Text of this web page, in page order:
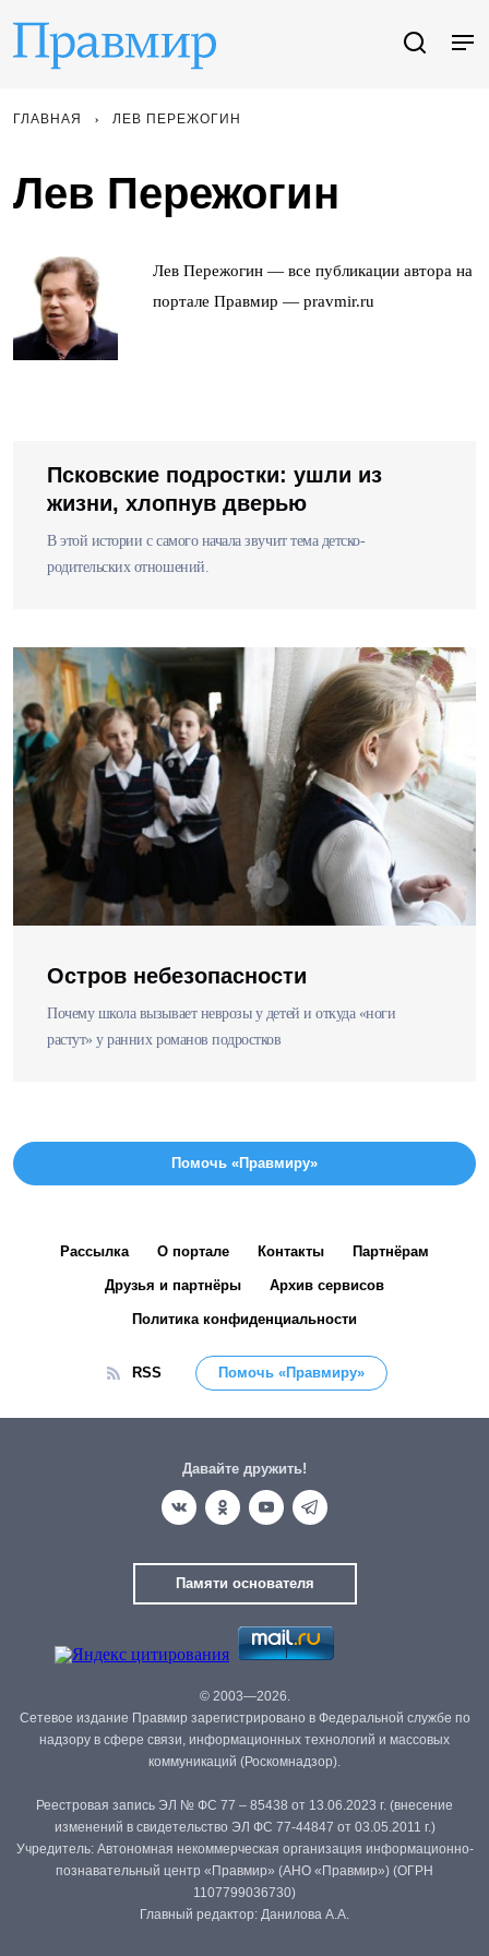
ГЛАВНАЯ ЛЕВ ПЕРЕЖОГИН
Лев Пережогин
Лев Пережогин — все публикации автора на
портале Правмир — pravmir.ru
Псковские подростки: ушли из
жизни, хлопнув дверью
В этой истории с самого начала звучит тема детско-
родительских отношений.
Остров небезопасности
Почему школа вызывает неврозы у детей и откуда «ноги
растут» у ранних романов подростков
Помочь «Правмиру»
Рассылка О портале Контакты Партнёрам
Друзья и партнёры Архив сервисов
Политика конфиденциальности
RSS Помочь «Правмиру»
Давайте дружить!
Памяти основателя
© 2003—2026.
Сетевое издание Правмир зарегистрировано в Федеральной службе по
надзору в сфере связи, информационных технологий и массовых
коммуникаций (Роскомнадзор).
Реестровая запись ЭЛ № ФС 77 – 85438 от 13.06.2023 г. (внесение
изменений в свидетельство ЭЛ ФС 77-44847 от 03.05.2011 г.)
Учредитель: Автономная некоммерческая организация информационно-
познавательный центр «Правмир» (АНО «Правмир») (ОГРН
1107799036730)
Главный редактор: Данилова А.А.